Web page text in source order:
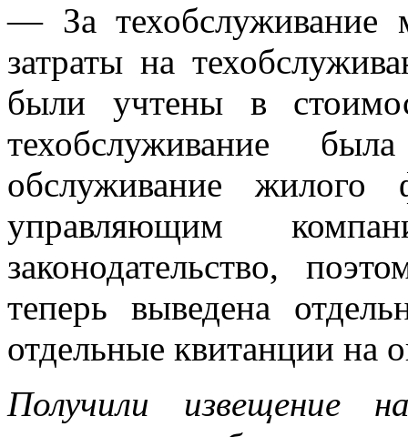
— За техобслуживание
затраты на
были учтены в
техобслуживание
обслуживание
управляющим
законодательство,
теперь выведена
отдельные квитанции на
Получили извещение